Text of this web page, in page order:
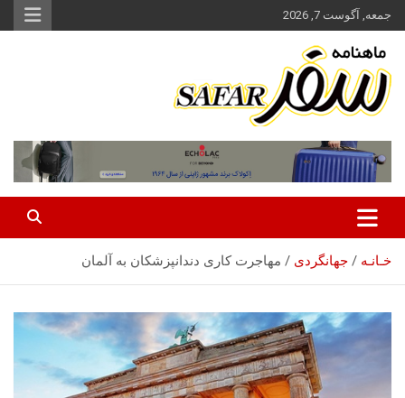
محتوا
بروید
جمعه, آگوست 7, 2026
سفر آنلاین
خـانـه جهانگردی مهاجرت کاری دندانپزشکان به آلمان